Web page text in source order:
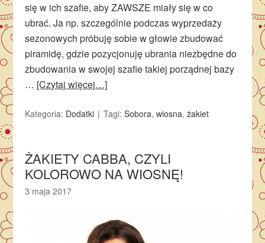
się w ich szafie, aby ZAWSZE miały się w co
ubrać. Ja np. szczególnie podczas wyprzedaży
sezonowych próbuję sobie w głowie zbudować
piramidę, gdzie pozycjonuję ubrania niezbędne do
zbudowania w swojej szafie takiej porządnej bazy
… [Czytaj więcej…]
Kategoria: Dodatki Tagi:Sobora,wiosna,żakiet
ŻAKIETY CABBA, CZYLI
KOLOROWO NA WIOSNĘ!
3 maja 2017